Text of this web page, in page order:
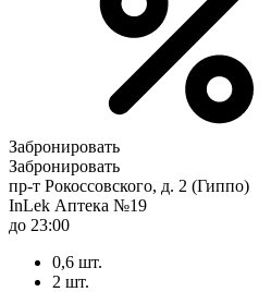
Забронировать
Забронировать
пр-т Рокоссовского, д. 2 (Гиппо)
InLek Аптека №19
до 23:00
0,6 шт.
2 шт.